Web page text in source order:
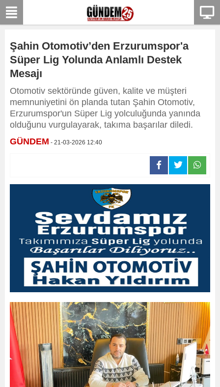
Şahin Otomotiv’den Erzurumspor'a
Süper Lig Yolunda Anlamlı Destek
Mesajı
Otomotiv sektöründe güven, kalite ve müşteri
memnuniyetini ön planda tutan Şahin Otomotiv,
Erzurumspor'un Süper Lig yolculuğunda yanında
olduğunu vurgulayarak, takıma başarılar diledi.
GÜNDEM - 21-03-2026 12:40